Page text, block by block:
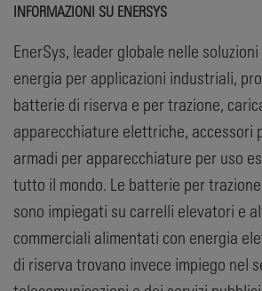
INFORMAZIONI SU ENERSYS
EnerSys, leader globale nelle
energia per applicazioni industriali,
batterie di riserva e per trazione,
apparecchiature elettriche, accessori
armadi per apparecchiature per uso
tutto il mondo. Le batterie per
sono impiegati su carrelli elevatori e
commerciali alimentati con energia
di riserva trovano invece impiego nel